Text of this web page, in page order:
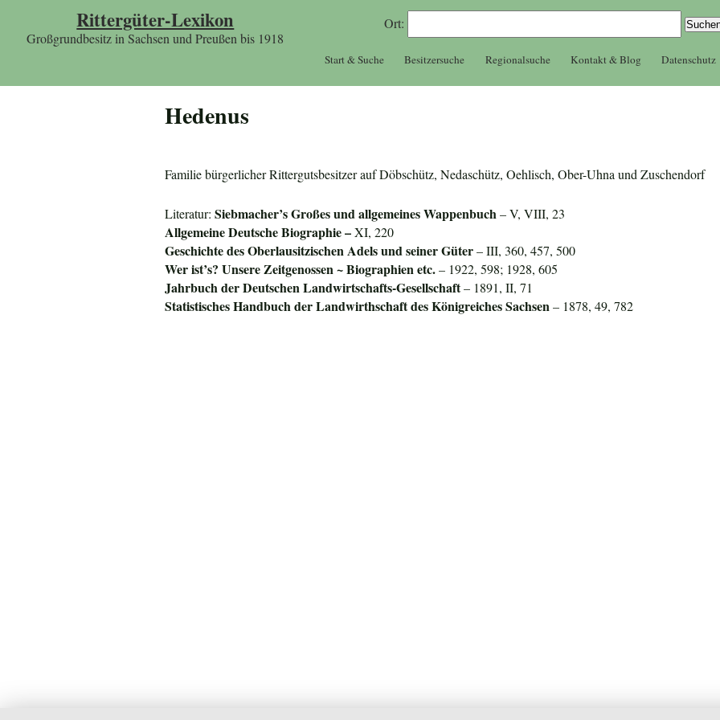
Rittergüter-Lexikon
Großgrundbesitz in Sachsen und Preußen bis 1918
Ort:
Start & Suche Besitzersuche Regionalsuche Kontakt & Blog Datenschutz
Hedenus
Familie bürgerlicher Rittergutsbesitzer auf Döbschütz, Nedaschütz, Oehlisch, Ober-Uhna und Zuschendorf
Literatur:Siebmacher’s Großes und allgemeines Wappenbuch– V, VIII, 23
Allgemeine Deutsche Biographie –XI, 220
Geschichte des Oberlausitzischen Adels und seiner Güter– III, 360, 457, 500
Wer ist’s? Unsere Zeitgenossen ~ Biographien etc.– 1922, 598; 1928, 605
Jahrbuch der Deutschen Landwirtschafts-Gesellschaft– 1891, II, 71
Statistisches Handbuch der Landwirthschaft des Königreiches Sachsen– 1878, 49, 782